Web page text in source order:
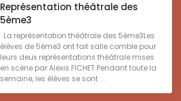
Représentation théâtrale des
5ème3
La représentation théâtrale des 5ème3Les
élèves de 5ème3 ont fait salle comble pour
leurs deux représentations théâtrale mises
en scène par Alexis FICHET.Pendant toute la
semaine, les élèves se sont ...